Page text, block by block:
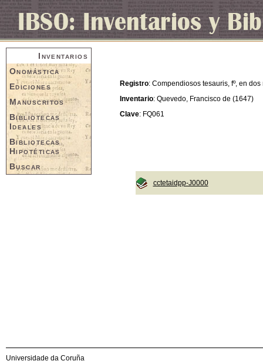
Inventarios
Onomástica
Ediciones
Manuscritos
Bibliotecas
Ideales
Bibliotecas
Hipotéticas
Buscar
Registro: Compendiosos tesauris, fº, en dos
Inventario: Quevedo, Francisco de (1647)
Clave: FQ061
cctetaidpp-J0000
Universidade da Coruña